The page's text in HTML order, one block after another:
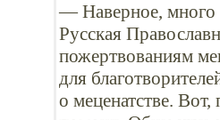
— Наверное, много
Русская
пожертвованиям
для
о меценатстве.